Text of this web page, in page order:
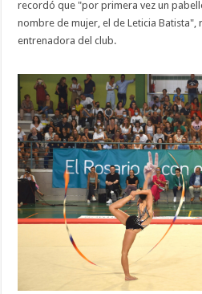
recordó que "por primera vez un
nombre de mujer, el de Leticia Batista",
entrenadora del club.